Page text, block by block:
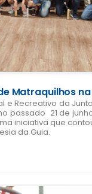
Matraquilhos
e Recreativo da
passado 21 de
iniciativa que
da Guia.